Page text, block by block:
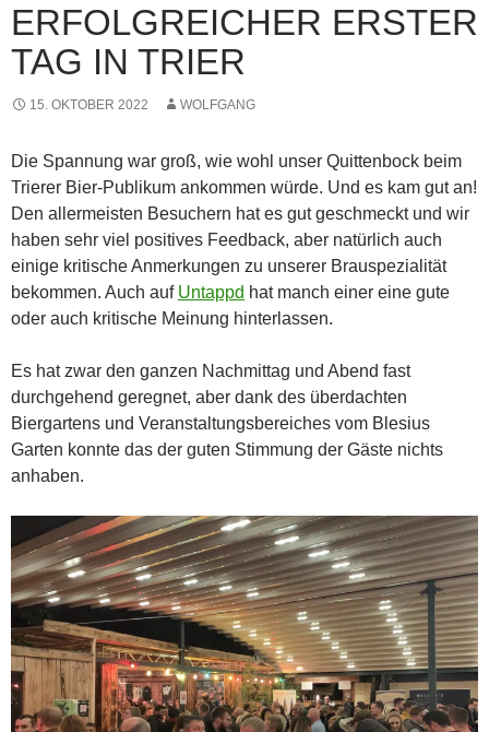
ERFOLGREICHER ERSTER
TAG IN TRIER
15. OKTOBER 2022 WOLFGANG
Die Spannung war groß, wie wohl unser Quittenbock beim
Trierer Bier-Publikum ankommen würde. Und es kam gut an!
Den allermeisten Besuchern hat es gut geschmeckt und wir
haben sehr viel positives Feedback, aber natürlich auch
einige kritische Anmerkungen zu unserer Brauspezialität
bekommen. Auch auf Untappd hat manch einer eine gute
oder auch kritische Meinung hinterlassen.
Es hat zwar den ganzen Nachmittag und Abend fast
durchgehend geregnet, aber dank des überdachten
Biergartens und Veranstaltungsbereiches vom Blesius
Garten konnte das der guten Stimmung der Gäste nichts
anhaben.